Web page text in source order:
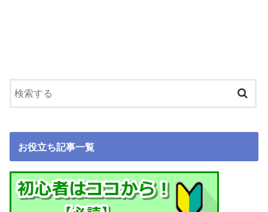
お役立ち記事一覧